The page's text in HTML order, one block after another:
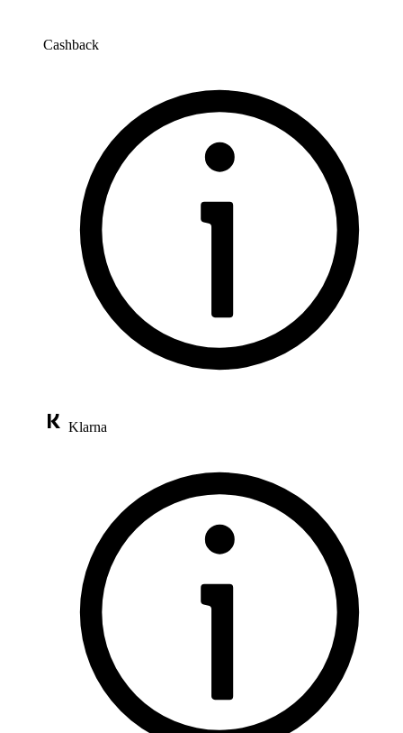
Cashback
Klarna